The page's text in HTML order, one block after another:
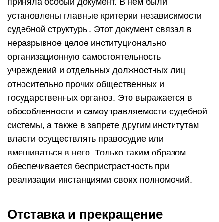
приняла особый документ. В нем были
установлены главные критерии независимости
судебной структуры. Этот документ связал в
неразрывное целое институционально-
организационную самостоятельность
учреждений и отдельных должностных лиц
относительно прочих общественных и
государственных органов. Это выражается в
обособленности и самоуправляемости судебной
системы, а также в запрете другим институтам
власти осуществлять правосудие или
вмешиваться в него. Только таким образом
обеспечивается беспристрастность при
реализации инстанциями своих полномочий.
Отставка и прекращение